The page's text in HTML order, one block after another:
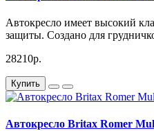
Автокресло имеет высокий
защиты. Создано для
28210р.
Купить
Автокресло Britax Romer